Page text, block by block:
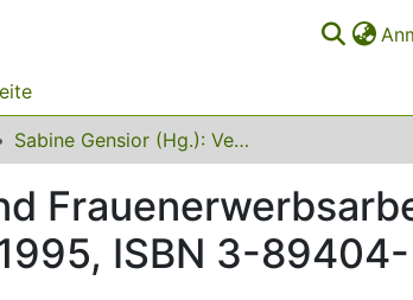
Sabine Gensior (Hg.): Vergesellschaftung und Frauenerwerbsarbeit. Ost-West-Vergleiche, Berlin: edition sigma, 1995, ISBN 3-89404-392-X, 296 S., DM 36,-
ISBN 3-89404-